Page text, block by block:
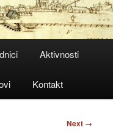
Aktivnosti
Kontakt
Next →